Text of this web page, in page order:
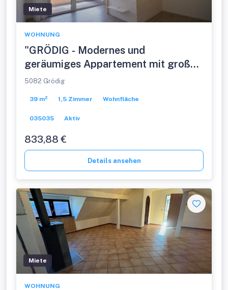
Miete
WOHNUNG
"GRÖDIG - Modernes und
geräumiges Appartement mit großer
Loggia und Bergblick"
5082 Grödig
39 m² 1,5 Zimmer Wohnfläche
035035 Aktiv
833,88 €
Details ansehen
Miete
WOHNUNG